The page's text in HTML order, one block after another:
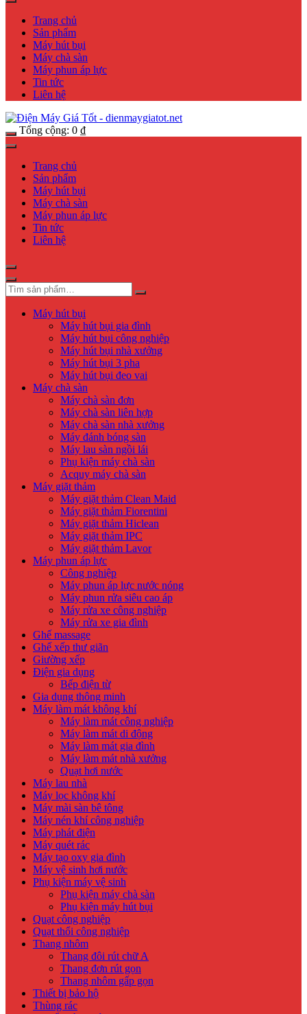
Trang chủ
Sản phẩm
Máy hút bụi
Máy chà sàn
Máy phun áp lực
Tin tức
Liên hệ
Tổng cộng: 0 ₫
Trang chủ
Sản phẩm
Máy hút bụi
Máy chà sàn
Máy phun áp lực
Tin tức
Liên hệ
Máy hút bụi
Máy hút bụi gia đình
Máy hút bụi công nghiệp
Máy hút bụi nhà xưởng
Máy hút bụi 3 pha
Máy hút bụi đeo vai
Máy chà sàn
Máy chà sàn đơn
Máy chà sàn liên hợp
Máy chà sàn nhà xưởng
Máy đánh bóng sàn
Máy lau sàn ngồi lái
Phụ kiện máy chà sàn
Acquy máy chà sàn
Máy giặt thảm
Máy giặt thảm Clean Maid
Máy giặt thảm Fiorentini
Máy giặt thảm Hiclean
Máy giặt thảm IPC
Máy giặt thảm Lavor
Máy phun áp lực
Công nghiệp
Máy phun áp lực nước nóng
Máy phun rửa siêu cao áp
Máy rửa xe công nghiệp
Máy rửa xe gia đình
Ghế massage
Ghế xếp thư giãn
Giường xếp
Điện gia dụng
Bếp điện từ
Gia dụng thông minh
Máy làm mát không khí
Máy làm mát công nghiệp
Máy làm mát di động
Máy làm mát gia đình
Máy làm mát nhà xưởng
Quạt hơi nước
Máy lau nhà
Máy lọc không khí
Máy mài sàn bê tông
Máy nén khí công nghiệp
Máy phát điện
Máy quét rác
Máy tạo oxy gia đình
Máy vệ sinh hơi nước
Phụ kiện máy vệ sinh
Phụ kiện máy chà sàn
Phụ kiện máy hút bụi
Quạt công nghiệp
Quạt thổi công nghiệp
Thang nhôm
Thang đôi rút chữ A
Thang đơn rút gọn
Thang nhôm gấp gọn
Thiết bị bảo hộ
Thùng rác